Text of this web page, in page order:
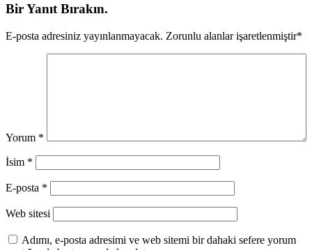
Bir Yanıt Bırakın.
E-posta adresiniz yayınlanmayacak. Zorunlu alanlar işaretlenmiştir*
Yorum *
İsim *
E-posta *
Web sitesi
Adımı, e-posta adresimi ve web sitemi bir dahaki sefere yorum